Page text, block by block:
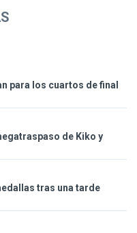
para los cuartos de final
de Kiko y
tras una tarde